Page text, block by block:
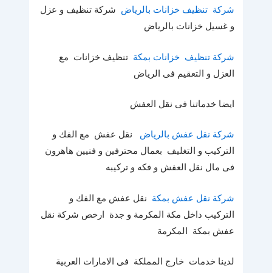
شركة تنظيف خزانات بالرياض شركة تنظيف و عزل
و غسيل خزانات بالرياض
شركة تنظيف خزانات بمكة تنظيف خزانات مع
العزل و التعقيم فى الرياض
ايضا خدماتنا فى نقل العفش
شركة نقل عفش بالرياض
نقل عفش مع الفك و
التركيب و التغليف بعمال محترفين و فنيين هاهرون
فى مال نقل العفش و فكه و تركيبه
شركة نقل عفش بمكة نقل عفش مع الفك و
التركيب داخل مكة المكرمة و جدة ارخص شركة نقل
عفش بمكة المكرمة
لدينا خدمات خارج المملكة فى الامارات العربية